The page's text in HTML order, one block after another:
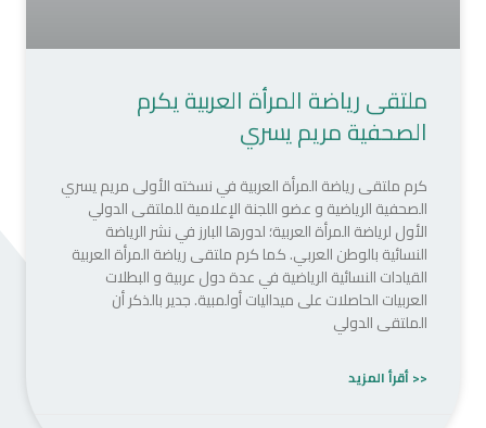
ملتقى رياضة المرأة العربية يكرم
الصحفية مريم يسري
كرم ملتقى رياضة المرأة العربية في نسخته الأولى‏ مريم يسري
الصحفية الرياضية و عضو اللجنة الإعلامية للملتقى الدولي
الأول لرياضة المرأة العربية؛ لدورها البارز في نشر الرياضة
النسائية بالوطن العربي. كما كرم ملتقى رياضة المرأة العربية
القيادات النسائية الرياضية في عدة دول عربية و البطلات
العربيات الحاصلات على ميداليات أولمبية. جدير بالذكر أن
الملتقى الدولي
<< أقرأ المزيد